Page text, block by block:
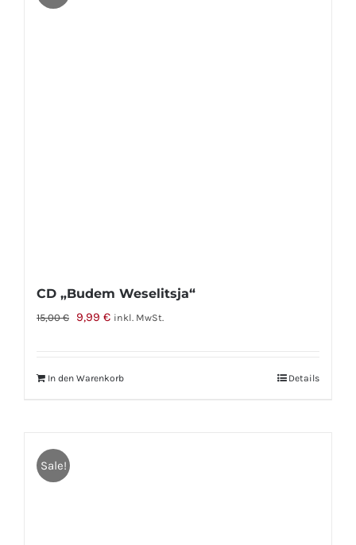
CD „Budem Weselitsja“
15,00€
Ursprünglicher
15,00 €
9,99 €Aktueller
9,99 €.
inkl. MwSt.
In den Warenkorb Details
Sale!